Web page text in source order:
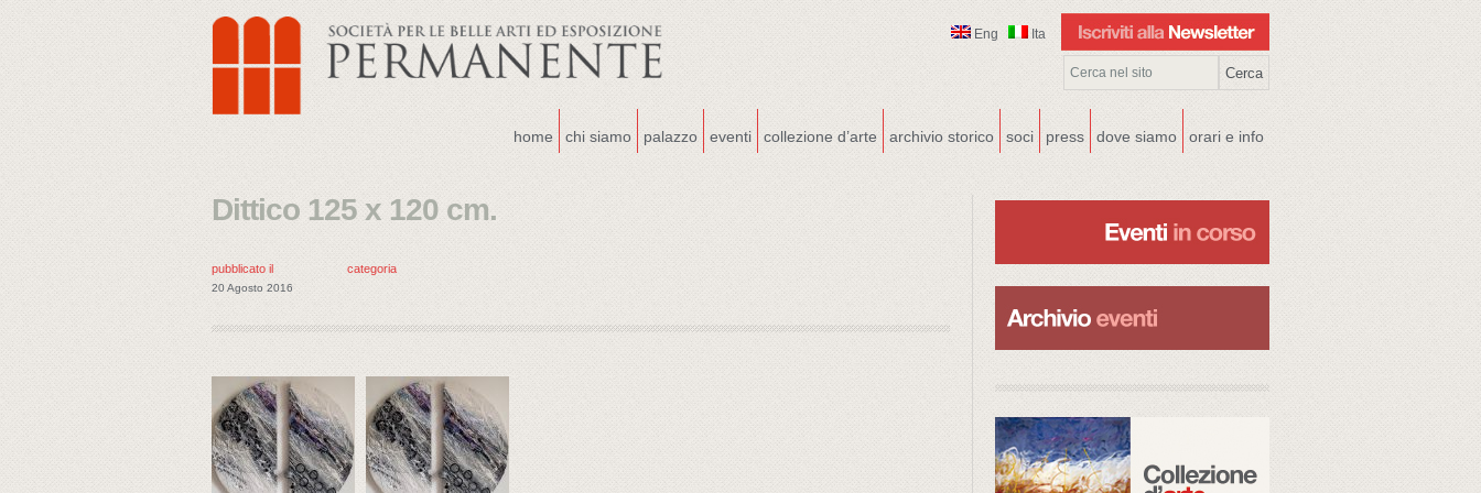
Eng Ita
home chi siamo palazzo eventi collezione d’arte archivio storico soci press dove siamo orari e info
Dittico 125 x 120 cm.
pubblicato il
20 Agosto 2016
categoria